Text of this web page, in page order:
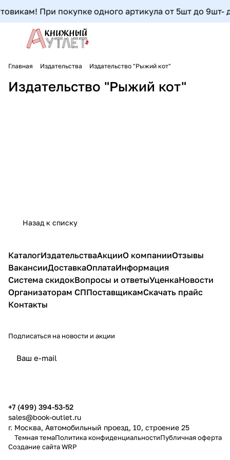
При покупке одного артикула от 5шт до 9шт-
Главная Издательства Издательство "Рыжий кот"
Издательство "Рыжий кот"
Назад к списку
КаталогИздательстваАкцииО компанииОтзывы
ВакансииДоставкаОплатаИнформация
Система скидокВопросы и ответыУценкаНовости
Организаторам СППоставщикамСкачать прайс
Контакты
Подписаться на новости и акции
+7 (499) 394-53-52
sales@book-outlet.ru
г. Москва, Автомобильный проезд, 10, строение 25
Темная темаПолитика конфиденциальностиПубличная оферта
Создание сайтаWRP